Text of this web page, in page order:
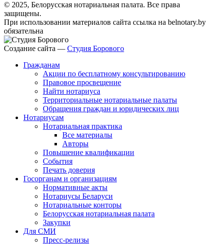
© 2025, Белорусская нотариальная палата. Все права
защищены.
При использовании материалов сайта ссылка на belnotary.by
обязательна
Создание сайта — Студия Борового
Гражданам
Акции по бесплатному консультированию
Правовое просвещение
Найти нотариуса
Территориальные нотариальные палаты
Обращения граждан и юридических лиц
Нотариусам
Нотариальная практика
Все материалы
Авторы
Повышение квалификации
События
Печать доверия
Госорганам и организациям
Нормативные акты
Нотариусы Беларуси
Нотариальные конторы
Белорусская нотариальная палата
Закупки
Для СМИ
Пресс-релизы